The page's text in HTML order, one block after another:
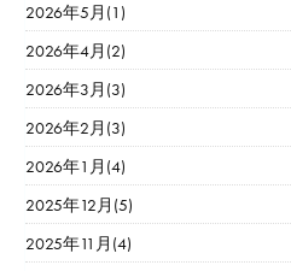
2026年5月(1)
2026年4月(2)
2026年3月(3)
2026年2月(3)
2026年1月(4)
2025年12月(5)
2025年11月(4)